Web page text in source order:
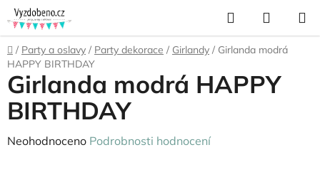
Přejít
na
obsah
Hledat
KOŠÍK
Domů
/ Party a oslavy / Party dekorace / Girlandy / Girlanda modrá
HAPPY BIRTHDAY
Girlanda modrá HAPPY
BIRTHDAY
Průměrné
Neohodnoceno Podrobnosti hodnocení